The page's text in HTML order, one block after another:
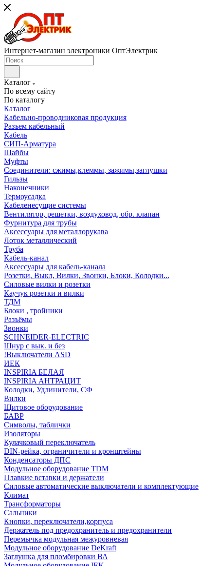
Интернет-магазин электроники ОптЭлектрик
Каталог
По всему сайту
По каталогу
Каталог
Кабельно-проводниковая продукция
Разъем кабельный
Кабель
СИП-Арматура
Шайбы
Муфты
Соединители: сжимы,клеммы, зажимы,заглушки
Гильзы
Наконечники
Термоусадка
Кабеленесущие системы
Вентилятор, решетки, воздуховод, обр. клапан
Фурнитура для трубы
Аксессуары для металлорукава
Лоток металлический
Труба
Кабель-канал
Аксессуары для кабель-канала
Розетки, Выкл, Вилки, Звонки, Блоки, Колодки...
Силовые вилки и розетки
Каучук розетки и вилки
ТДМ
Блоки , тройники
Разъёмы
Звонки
SCHNEIDER-ELECTRIC
Шнур с вык. и без
!Выключатели ASD
ИЕК
INSPIRIA БЕЛАЯ
INSPIRIA АНТРАЦИТ
Колодки, Удлинители, СФ
Вилки
Щитовое оборудование
БАВР
Символы, таблички
Изоляторы
Кулачковый переключатель
DIN-рейка, ограничители и кронштейны
Конденсаторы ДПС
Модульное оборудование TDM
Плавкие вставки и держатели
Силовые автоматические выключатели и комплектующие
Климат
Трансформаторы
Сальники
Кнопки, переключатели,корпуса
Держатель под предохранитель и предохранители
Перемычка модульная межуровневая
Модульное оборудование DeKraft
Заглушка для пломбировки ВА